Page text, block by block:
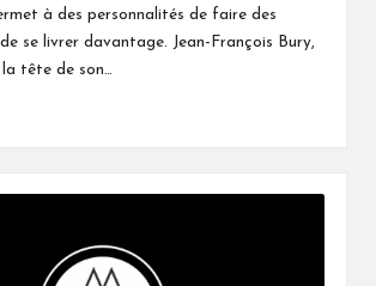
à des personnalités de faire des
se livrer davantage. Jean-François Bury,
tête de son…